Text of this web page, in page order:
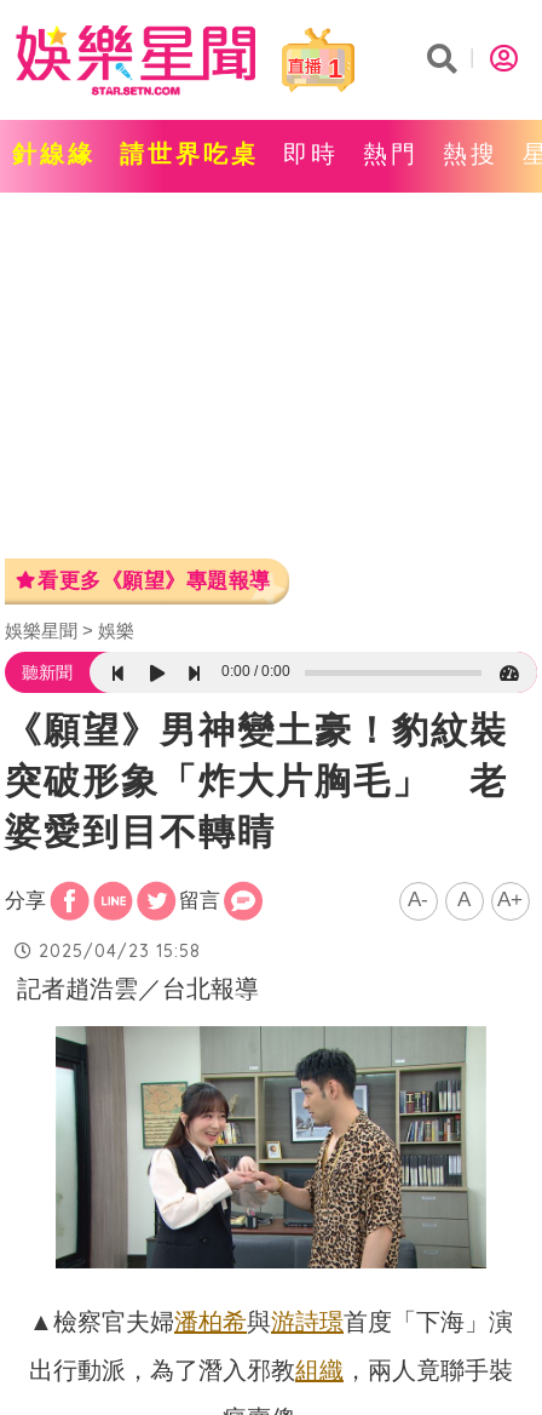
1
針線緣 請世界吃桌 即時 熱門 熱搜
看更多《願望》專題報導
娛樂星聞 娛樂
聽新聞 0:00 0:00
《願望》男神變土豪！豹紋裝
突破形象「炸大片胸毛」 老
婆愛到目不轉睛
分享 留言 A- A A+
2025/04/23 15:58
記者趙浩雲／台北報導
▲檢察官夫婦潘柏希與游詩璟首度「下海」演
出行動派，為了潛入邪教組織 ，兩人竟聯手裝